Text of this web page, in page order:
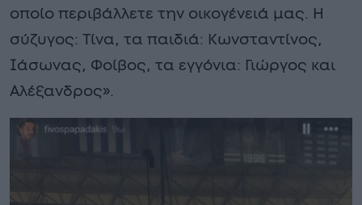
οποίο περιβάλλετε την οικογένειά μας. Η
σύζυγος: Τίνα, τα παιδιά: Κωνσταντίνος,
Ιάσωνας, Φοίβος, τα εγγόνια: Γιώργος και
Αλέξανδρος».